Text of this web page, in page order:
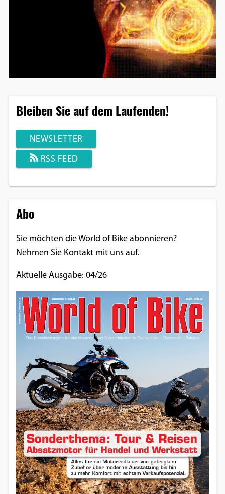
Bleiben Sie auf dem Laufenden!
NEWSLETTER
RSS FEED
Abo
Sie möchten die World of Bike abonnieren?
Nehmen Sie Kontakt mit uns auf.
Aktuelle Ausgabe: 04/26